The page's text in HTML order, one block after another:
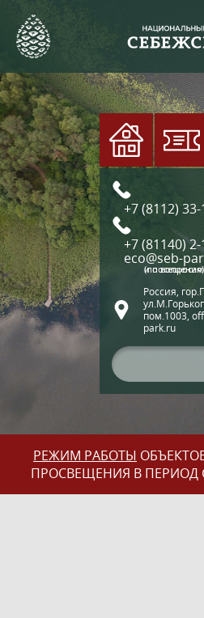
+7 (8112)
+7 (81140)
eco@seb-
(по вопросам экскурсий и посещения)
Россия,
пом.1003,
park.ru
РЕЖИМ РАБОТЫ
ПРОСВЕЩЕНИЯ В ПЕРИОД С